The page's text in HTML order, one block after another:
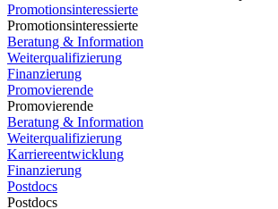
Promotionsinteressierte
Promotionsinteressierte
Beratung & Information
Weiterqualifizierung
Finanzierung
Promovierende
Promovierende
Beratung & Information
Weiterqualifizierung
Karriereentwicklung
Finanzierung
Postdocs
Postdocs